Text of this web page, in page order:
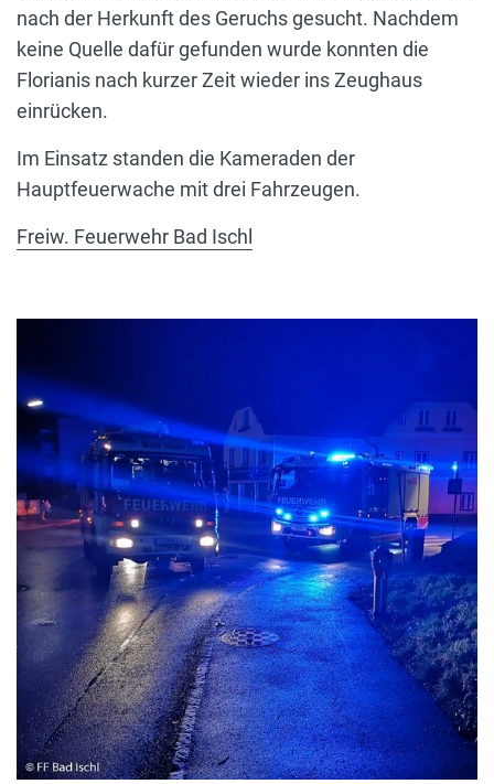
nach der Herkunft des Geruchs gesucht. Nachdem
keine Quelle dafür gefunden wurde konnten die
Florianis nach kurzer Zeit wieder ins Zeughaus
einrücken.
Im Einsatz standen die Kameraden der
Hauptfeuerwache mit drei Fahrzeugen.
Freiw. Feuerwehr Bad Ischl